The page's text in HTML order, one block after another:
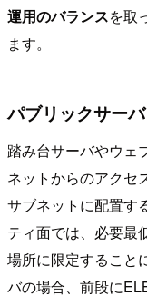
運用のバランスを取
ます。
パブリックサーバ
踏み台サーバやウェ
ネットからのアクセ
サブネットに配置す
ティ面では、必要最
場所に限定すること
バの場合、前段に